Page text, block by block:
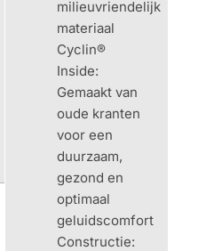
milieuvriendelijk
materiaal
Cyclin®
Inside:
Gemaakt van
oude kranten
voor een
duurzaam,
gezond en
optimaal
geluidscomfort
Constructie: